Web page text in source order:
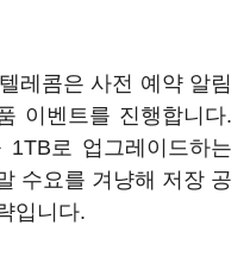
레콤은 사전 예약 알림
이벤트를 진행합니다.
로 업그레이드하는
수요를 겨냥해 저장 공
입니다.